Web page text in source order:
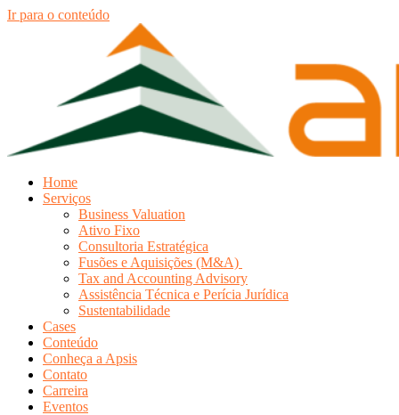
Ir para o conteúdo
Home
Serviços
Business Valuation
Ativo Fixo
Consultoria Estratégica
Fusões e Aquisições (M&A)
Tax and Accounting Advisory
Assistência Técnica e Perícia Jurídica
Sustentabilidade
Cases
Conteúdo
Conheça a Apsis
Contato
Carreira
Eventos